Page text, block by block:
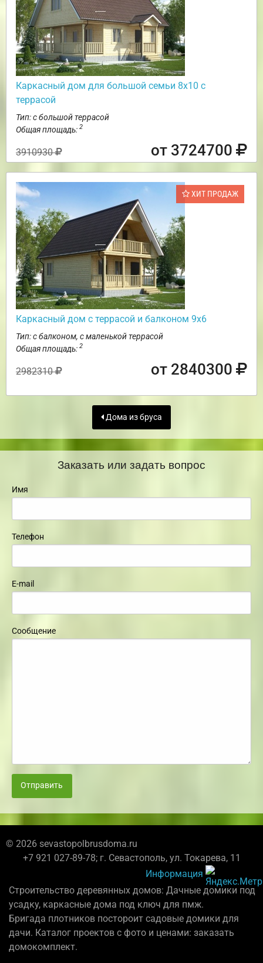
Каркасный дом для большой семьи 8х10 с
террасой
Тип: с большой террасой
Общая площадь: 2
3910930 от 3724700
ХИТ ПРОДАЖ
Каркасный дом с террасой и балконом 9х6
Тип: с балконом, с маленькой террасой
Общая площадь: 2
2982310 от 2840300
Дома из бруса
Заказать или задать вопрос
Имя
Телефон
E-mail
Сообщение
Отправить
© 2026 sevastopolbrusdoma.ru
+7 921 027-89-78; г. Севастополь, ул. Токарева, 11
Информация
Строительство деревянных домов: Дачные домики под
усадку, каркасные дома под ключ для пмж.
Бригада плотников постороит садовые домики для
дачи. Каталог проектов с фото и ценами: заказать
домокомплект.